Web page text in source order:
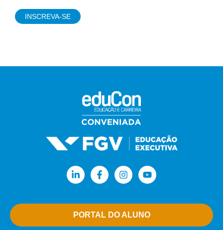
INSCREVA-SE
PORTAL DO ALUNO